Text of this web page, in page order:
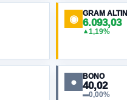
ÖZKAN
BÖLÜK
◉ GRAM ALTIN
6.093,03
▲1,19%
● BONO
40,02
▬0,00%